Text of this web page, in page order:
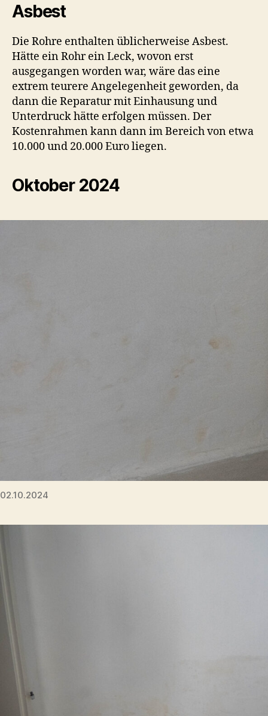
Asbest
Die Rohre enthalten üblicherweise Asbest.
Hätte ein Rohr ein Leck, wovon erst
ausgegangen worden war, wäre das eine
extrem teurere Angelegenheit geworden, da
dann die Reparatur mit Einhausung und
Unterdruck hätte erfolgen müssen. Der
Kostenrahmen kann dann im Bereich von etwa
10.000 und 20.000 Euro liegen.
Oktober 2024
02.10.2024